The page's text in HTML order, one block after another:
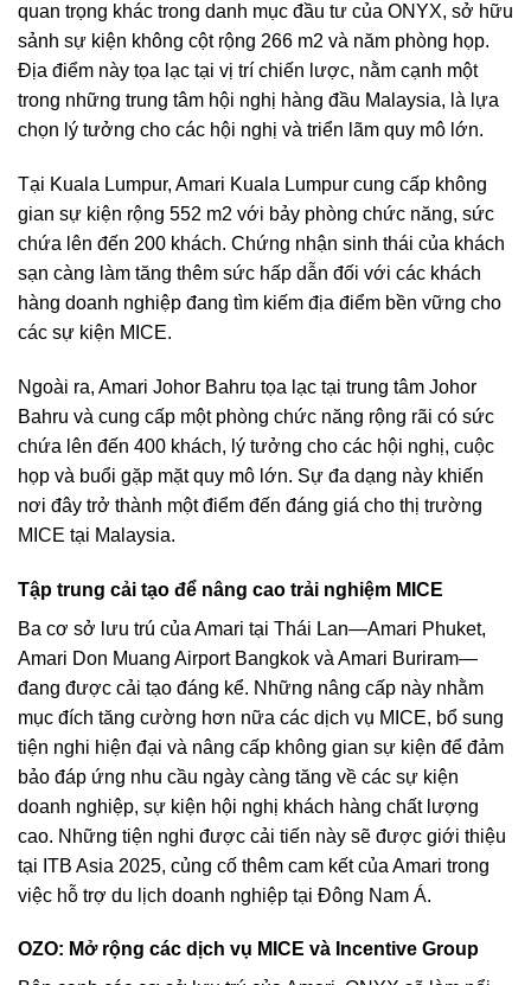
quan trọng khác trong danh mục đầu tư của ONYX, sở hữu
sảnh sự kiện không cột rộng 266 m2 và năm phòng họp.
Địa điểm này tọa lạc tại vị trí chiến lược, nằm cạnh một
trong những trung tâm hội nghị hàng đầu Malaysia, là lựa
chọn lý tưởng cho các hội nghị và triển lãm quy mô lớn.
Tại Kuala Lumpur, Amari Kuala Lumpur cung cấp không
gian sự kiện rộng 552 m2 với bảy phòng chức năng, sức
chứa lên đến 200 khách. Chứng nhận sinh thái của khách
sạn càng làm tăng thêm sức hấp dẫn đối với các khách
hàng doanh nghiệp đang tìm kiếm địa điểm bền vững cho
các sự kiện MICE.
Ngoài ra, Amari Johor Bahru tọa lạc tại trung tâm Johor
Bahru và cung cấp một phòng chức năng rộng rãi có sức
chứa lên đến 400 khách, lý tưởng cho các hội nghị, cuộc
họp và buổi gặp mặt quy mô lớn. Sự đa dạng này khiến
nơi đây trở thành một điểm đến đáng giá cho thị trường
MICE tại Malaysia.
Tập trung cải tạo để nâng cao trải nghiệm MICE
Ba cơ sở lưu trú của Amari tại Thái Lan—Amari Phuket,
Amari Don Muang Airport Bangkok và Amari Buriram—
đang được cải tạo đáng kể. Những nâng cấp này nhằm
mục đích tăng cường hơn nữa các dịch vụ MICE, bổ sung
tiện nghi hiện đại và nâng cấp không gian sự kiện để đảm
bảo đáp ứng nhu cầu ngày càng tăng về các sự kiện
doanh nghiệp, sự kiện hội nghị khách hàng chất lượng
cao. Những tiện nghi được cải tiến này sẽ được giới thiệu
tại ITB Asia 2025, củng cố thêm cam kết của Amari trong
việc hỗ trợ du lịch doanh nghiệp tại Đông Nam Á.
OZO: Mở rộng các dịch vụ MICE và Incentive Group